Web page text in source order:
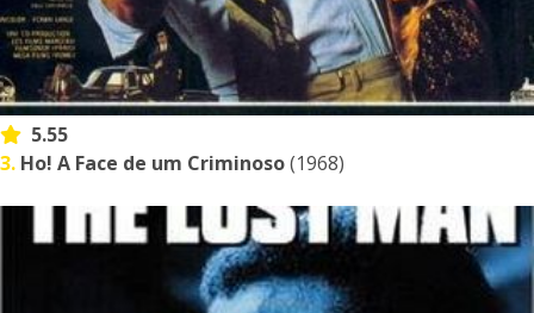
5.55
3. Ho! A Face de um Criminoso(1968)